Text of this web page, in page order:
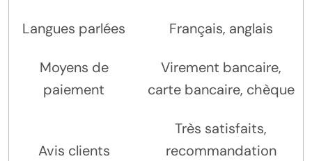
Langues parlées Français, anglais
Moyens de
paiement
Virement bancaire,
carte bancaire, chèque
Avis clients
Très satisfaits,
recommandation